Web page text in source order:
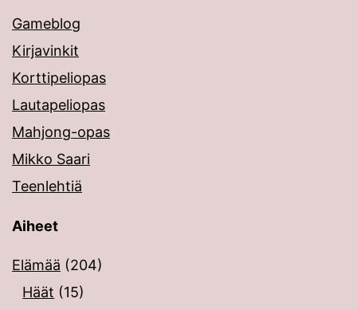
Gameblog
Kirjavinkit
Korttipeliopas
Lautapeliopas
Mahjong-opas
Mikko Saari
Teenlehtiä
Aiheet
Elämää (204)
Häät (15)